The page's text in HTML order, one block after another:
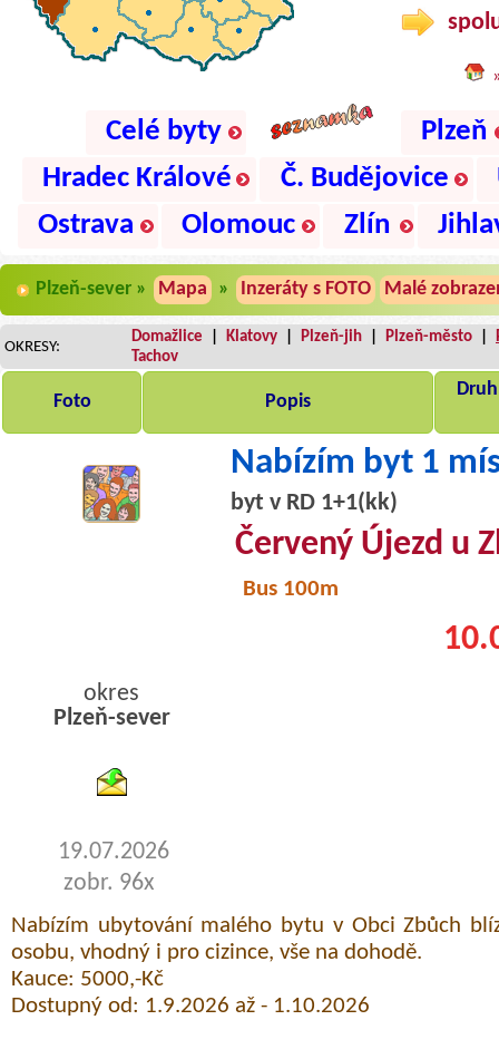
Celé byty
Plzeň
Hradec Králové
Č. Budějovice
Ostrava
Olomouc Zlín
Plzeň-sever » Mapa » Inzeráty s FOTO Malé
OKRESY:
Domažlice Klatovy Plzeň-jih Plzeň-město
Tachov
Foto Popis
Nabízím byt 1
byt v RD 1+1(kk)
Červený Újezd u
Bus 100m
okres
Plzeň-sever
19.07.2026
zobr. 96x
Nabízím ubytování malého bytu v Obci Zbůch
osobu, vhodný i pro cizince, vše na dohodě.
Kauce: 5000,-Kč
Dostupný od: 1.9.2026 až - 1.10.2026